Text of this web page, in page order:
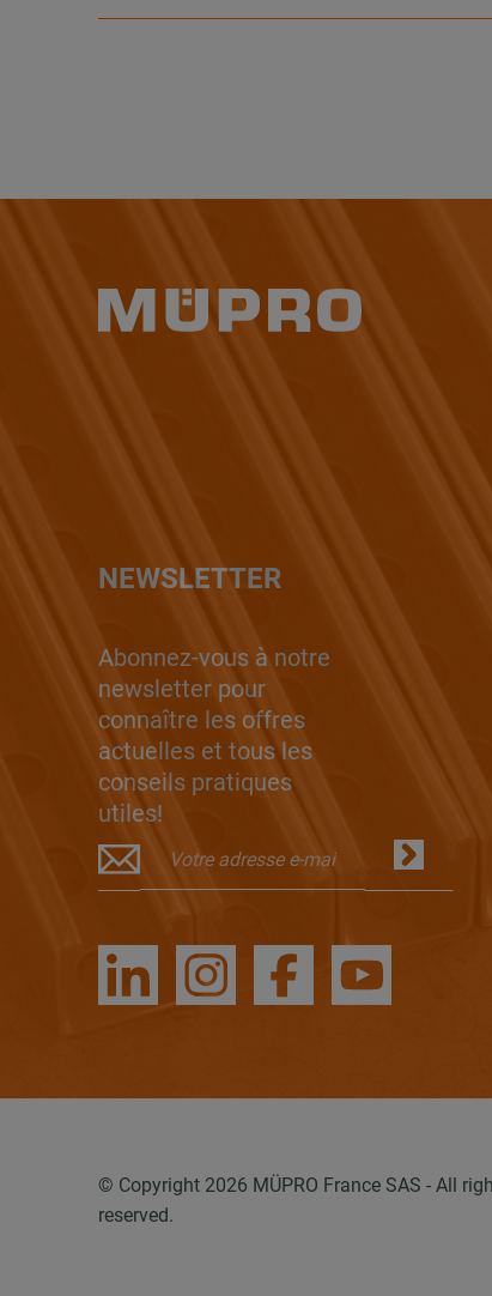
NEWSLETTER
Abonnez-vous à notre
newsletter pour
connaître les offres
actuelles et tous les
conseils pratiques
utiles!
© Copyright 2026 MÜPRO France SAS - All
reserved.